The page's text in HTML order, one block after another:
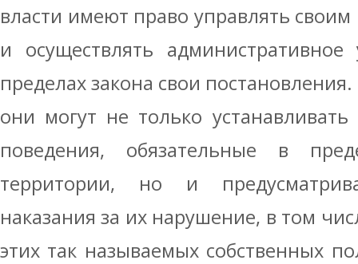
власти имеют право управлять
и осуществлять
пределах закона свои
они могут не только
поведения, обязательные в
территории, но и
наказания за их нарушение, в том
этих так называемых собственных